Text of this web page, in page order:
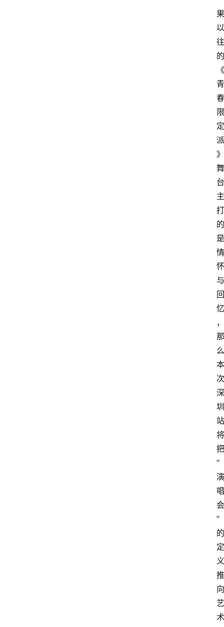
果
以
往
的
《
青
春
限
定
派
》
舞
台
主
打
的
是
情
怀
与
回
忆
，
那
么
本
次
深
圳
站
将
把
“
演
唱
会
”
的
定
义
推
向
艺
术